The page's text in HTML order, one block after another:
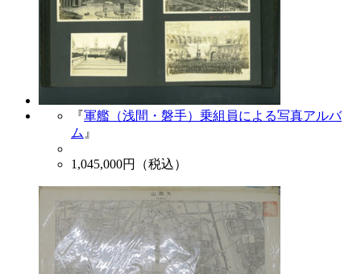
『軍艦（浅間・磐手）乗組員による写真アルバ
ム 』
1,045,000円（税込）